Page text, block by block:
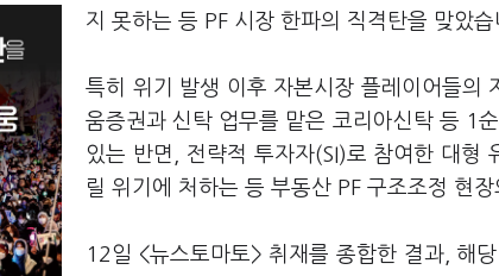
지 못하는 등 PF 시장 한파의 직격탄을 맞았습
특히 위기 발생 이후 자본시장 플레이어들의
움증권과 신탁 업무를 맡은 코리아신탁 등 1
있는 반면, 전략적 투자자(SI)로 참여한 대형
릴 위기에 처하는 등 부동산 PF 구조조정 현
12일 <뉴스토마토> 취재를 종합한 결과, 해